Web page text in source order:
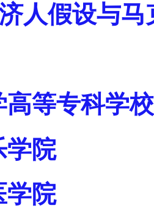
人假设与
高等专科学校
学院
学院